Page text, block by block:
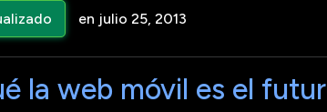
en julio 25, 2013
la web móvil es el